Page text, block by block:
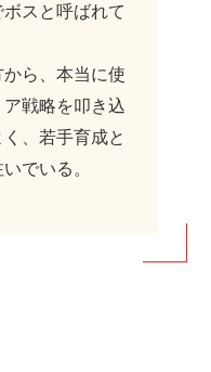
スと呼ばれて
ら、本当に使
戦略を叩き込
、若手育成と
でいる。